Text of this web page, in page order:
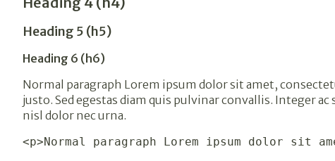
Heading 5 (h5)
Heading 6 (h6)
Normal paragraph Lorem ipsum dolor sit amet,
justo. Sed egestas diam quis pulvinar convallis. Integer
nisl dolor nec urna.
<p>Normal paragraph Lorem ipsum dolor sit